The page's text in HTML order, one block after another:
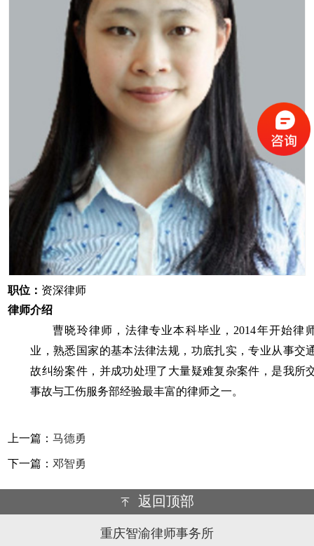
职位： 资深律师
律师介绍
曹晓玲律师，法律专业本科毕业，2014年开始律
业，熟悉国家的基本法律法规，功底扎实，专业从事交
故纠纷案件，并成功处理了大量疑难复杂案件，是我所
事故与工伤服务部经验最丰富的律师之一。
上一篇：马德勇
下一篇：邓智勇
返回顶部
重庆智渝律师事务所